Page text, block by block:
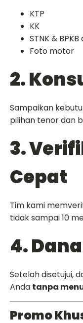
KTP
KK
STNK & BPKB
Foto motor
2.
Sampaikan
pilihan tenor dan
3.
Cepat
Tim kami
tidak sampai 10
4.
Setelah disetujui,
Anda tanpa
Promo